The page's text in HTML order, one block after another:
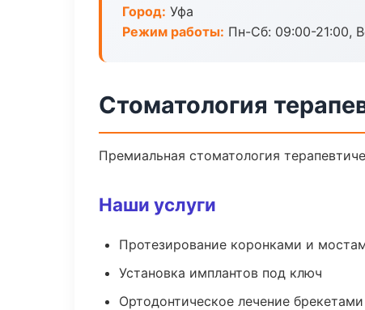
Город: Уфа
Режим работы: Пн-Сб: 09:00-21:00,
Стоматология
Премиальная стоматология
Наши услуги
Протезирование коронками и
Установка имплантов под ключ
Ортодонтическое лечение